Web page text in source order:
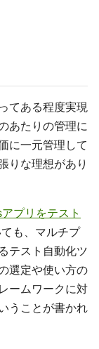
てある程度実現
あたりの管理に
に一元管理して
りな理想があり
プリをテスト
も、マルチプ
テスト自動化ツ
選定や使い方の
ームワークに対
うことが書かれ